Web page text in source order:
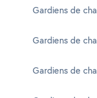
Gardiens de
Gardiens de
Gardiens de